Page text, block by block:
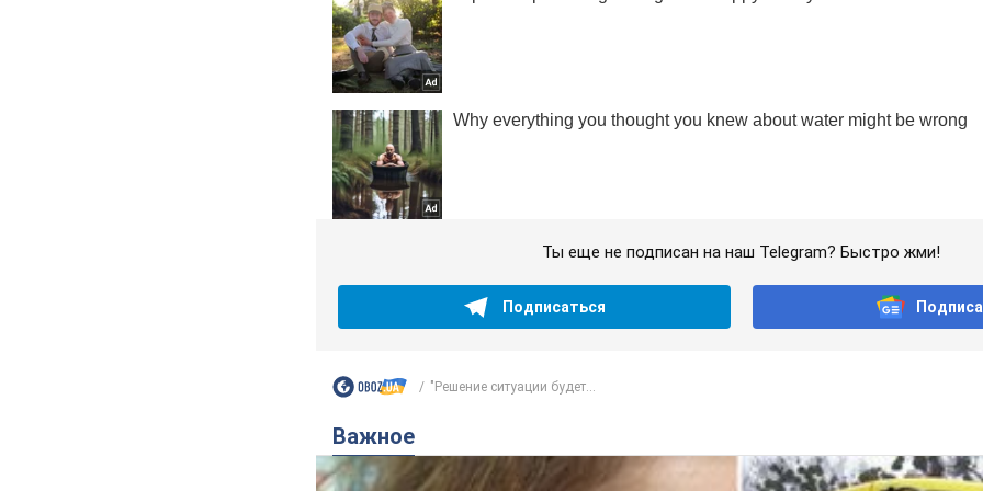
Ты еще не подписан на наш Telegram? Быстро жми!
Подписаться
"Решение ситуации будет...
Важное